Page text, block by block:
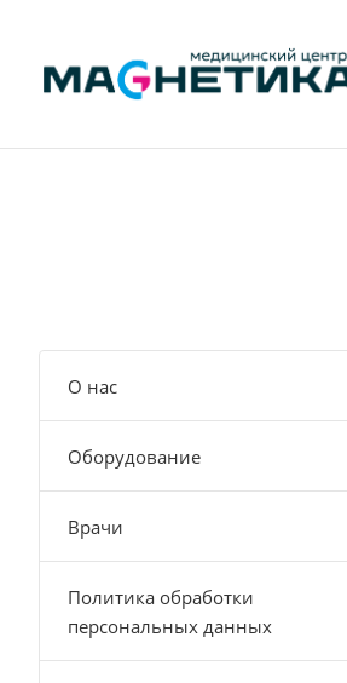
О нас
Оборудование
Врачи
Политика обработки
персональных данных